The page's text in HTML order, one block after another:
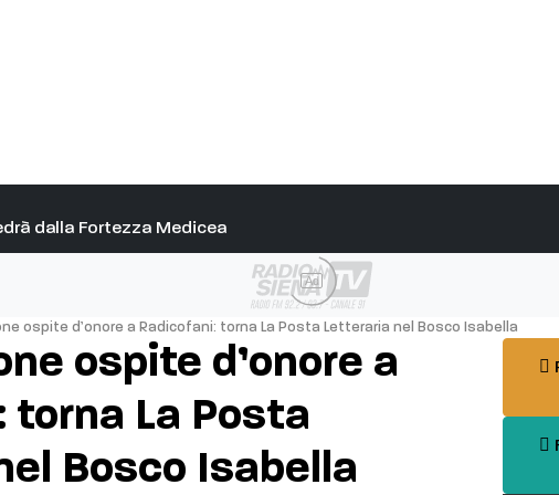
dalla Fortezza Medicea
Ad
ospite d’onore a Radicofani: torna La Posta Letteraria nel Bosco Isabella
ospite d’onore a
torna La Posta
Bosco Isabella